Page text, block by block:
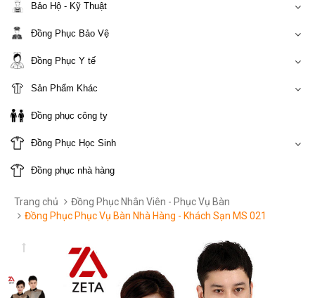
Bảo Hộ - Kỹ Thuật
Đồng Phục Bảo Vệ
Đồng Phục Y tế
Sản Phẩm Khác
Đồng phục công ty
Đồng Phục Học Sinh
Đồng phục nhà hàng
Trang chủ
Đồng Phục Nhân Viên - Phục Vụ Bàn
Đồng Phục Phục Vụ Bàn Nhà Hàng - Khách Sạn MS 021